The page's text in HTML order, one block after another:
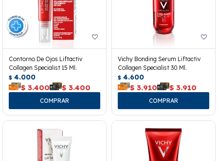
Contorno De Ojos Liftactiv
Collagen Specialist 15 Ml.
$ 4.000
$ 3.400 $ 3.400
Vichy Bonding Serum Liftactiv
Collagen Specialist 30 Ml.
$ 4.600
$ 3.910 $ 3.910